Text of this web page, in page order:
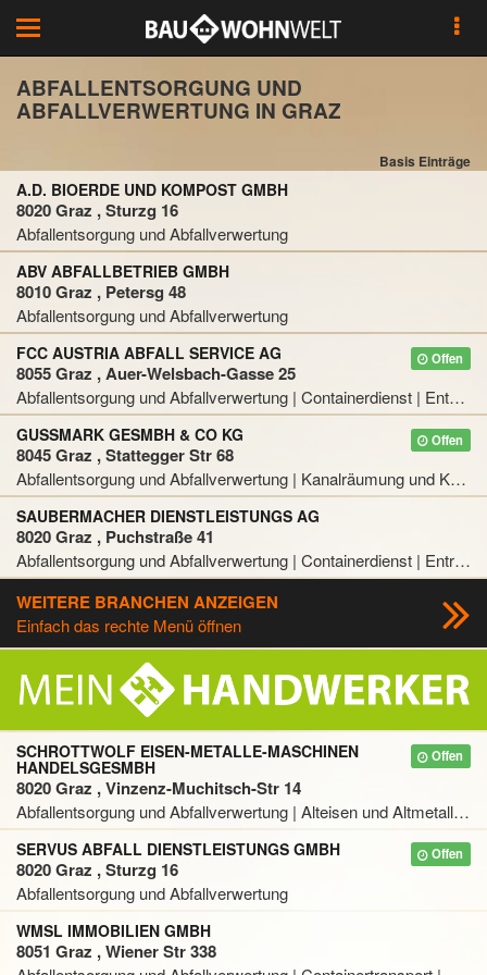
Toggle
navigation
ABFALLENTSORGUNG UND
ABFALLVERWERTUNG IN GRAZ
Basis Einträge
A.D. BIOERDE UND KOMPOST GMBH
8020 Graz , Sturzg 16
Abfallentsorgung und Abfallverwertung
ABV ABFALLBETRIEB GMBH
8010 Graz , Petersg 48
Abfallentsorgung und Abfallverwertung
Offen
FCC AUSTRIA ABFALL SERVICE AG
8055 Graz , Auer-Welsbach-Gasse 25
Abfallentsorgung und Abfallverwertung | Containerdienst | Entsorgung | Müllabfuhr
Offen
GUSSMARK GESMBH & CO KG
8045 Graz , Stattegger Str 68
Abfallentsorgung und Abfallverwertung | Kanalräumung und Kanalreinigung | Transportunternehmen
SAUBERMACHER DIENSTLEISTUNGS AG
8020 Graz , Puchstraße 41
Abfallentsorgung und Abfallverwertung | Containerdienst | Entrümpelung | Entsorgung | Mulde | Müllabfuhr | Recycling | Sondermüllentsorgung und Sondermüllverwertung
WEITERE BRANCHEN ANZEIGEN
Einfach das rechte Menü öffnen
Offen
SCHROTTWOLF EISEN-METALLE-MASCHINEN
HANDELSGESMBH
8020 Graz , Vinzenz-Muchitsch-Str 14
Abfallentsorgung und Abfallverwertung | Alteisen und Altmetall | Blech und Blechware | Schrott
Offen
SERVUS ABFALL DIENSTLEISTUNGS GMBH
8020 Graz , Sturzg 16
Abfallentsorgung und Abfallverwertung
WMSL IMMOBILIEN GMBH
8051 Graz , Wiener Str 338